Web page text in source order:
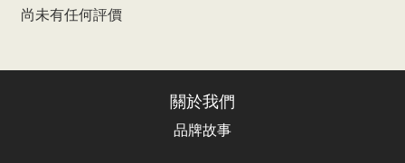
尚未有任何評價
關於我們
品牌故事